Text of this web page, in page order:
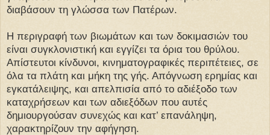
διαβάσουν τη γλώσσα των Πατέρων.
Η περιγραφή των βιωμάτων και των δοκιμασιών του
είναι συγκλονιστική και εγγίζει τα όρια του θρύλου.
Απίστευτοι κίνδυνοι, κινηματογραφικές περιπέτειες, σε
όλα τα πλάτη και μήκη της γής. Απόγνωση ερημίας και
εγκατάλειψης, και απελπισία από το αδιέξοδο των
καταχρήσεων και των αδιεξόδων που αυτές
δημιουργούσαν συνεχώς και κατ’ επανάληψη,
χαρακτηρίζουν την αφήγηση.